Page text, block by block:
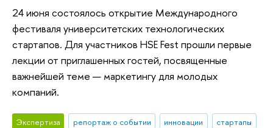
24 июня состоялось открытие Международного
фестиваля университетских технологических
стартапов. Для участников HSE Fest прошли первые
лекции от приглашенных гостей, посвященные
важнейшей теме — маркетингу для молодых
компаний.
Экспертиза репортаж о событии инновации
стартапы